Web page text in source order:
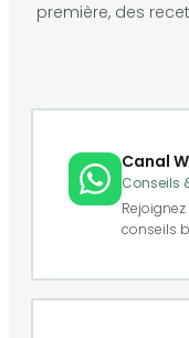
première, des
Canal
Conseils
conseils